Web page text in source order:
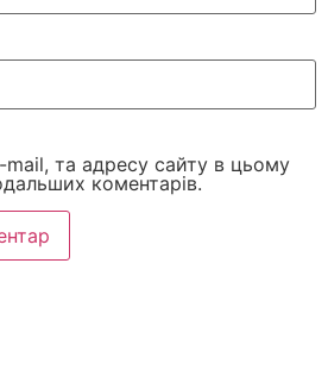
та адресу сайту в цьому
коментарів.